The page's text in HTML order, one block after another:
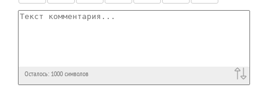
Осталось: 1000 символов